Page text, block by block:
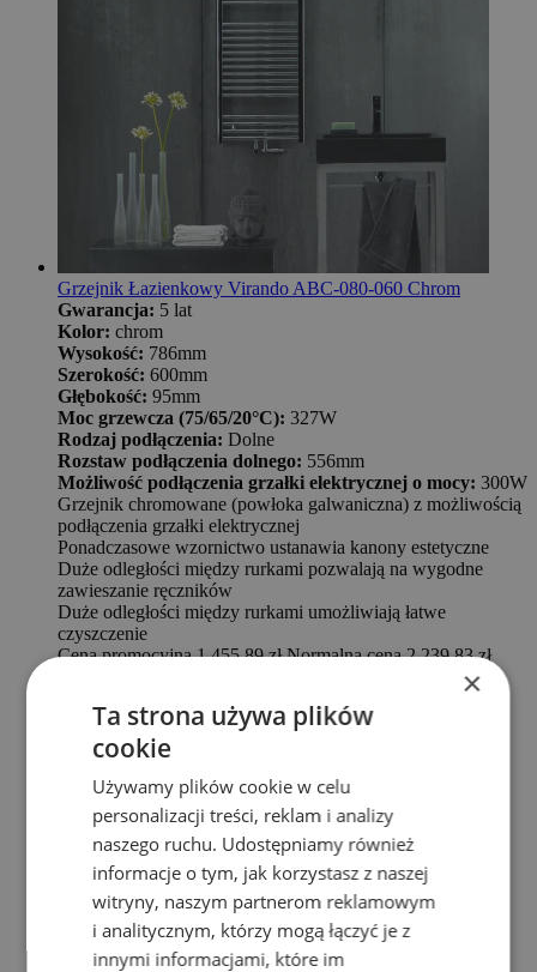
Grzejnik Łazienkowy Virando ABC-080-060 Chrom
Gwarancja: 5 lat
Kolor: chrom
Wysokość: 786mm
Szerokość: 600mm
Głębokość: 95mm
Moc grzewcza (75/65/20°C): 327W
Rodzaj podłączenia: Dolne
Rozstaw podłączenia dolnego: 556mm
Możliwość podłączenia grzałki elektrycznej o mocy: 300W
Grzejnik chromowane (powłoka galwaniczna) z możliwością
podłączenia grzałki elektrycznej
Ponadczasowe wzornictwo ustanawia kanony estetyczne
Duże odległości między rurkami pozwalają na wygodne
zawieszanie ręczników
Duże odległości między rurkami umożliwiają łatwe
czyszczenie
Cena promocyjna 1 455,89 zł Normalna cena 2 239,83 zł
×
Ta strona używa plików
cookie
Używamy plików cookie w celu
personalizacji treści, reklam i analizy
naszego ruchu. Udostępniamy również
informacje o tym, jak korzystasz z naszej
witryny, naszym partnerom reklamowym
i analitycznym, którzy mogą łączyć je z
innymi informacjami, które im